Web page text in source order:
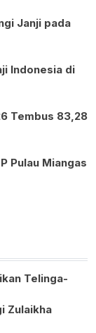
Janji pada
Indonesia di
Tembus 83,28
Pulau Miangas
Telinga-
Zulaikha